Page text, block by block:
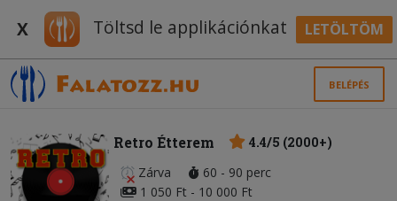
X Töltsd le applikációnkat LETÖLTÖM
BELÉPÉS
Retro Étterem
4.4/5 (2000+)
Zárva
60 - 90 perc
1 050 Ft - 10 000 Ft